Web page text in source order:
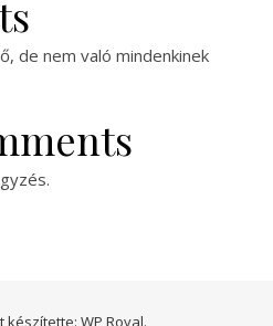
de nem való mindenkinek
készítette: WP Royal.